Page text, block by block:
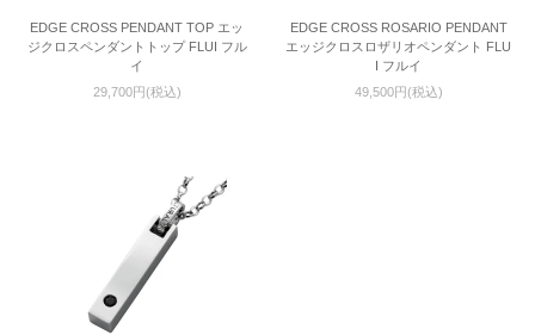
EDGE CROSS PENDANT TOP エッ
ジクロスペンダントトップ FLUI フル
イ
29,700円(税込)
EDGE CROSS ROSARIO PENDANT
エッジクロスロザリオペンダント FLU
I フルイ
49,500円(税込)